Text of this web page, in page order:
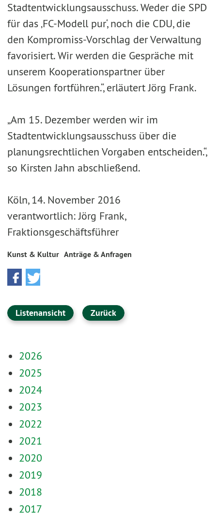
Stadtentwicklungsausschuss. Weder die SPD
für das ‚FC-Modell pur‘, noch die CDU, die
den Kompromiss-Vorschlag der Verwaltung
favorisiert. Wir werden die Gespräche mit
unserem Kooperationspartner über
Lösungen fortführen.“, erläutert Jörg Frank.
„Am 15. Dezember werden wir im
Stadtentwicklungsausschuss über die
planungsrechtlichen Vorgaben entscheiden.“,
so Kirsten Jahn abschließend.
Köln, 14. November 2016
verantwortlich: Jörg Frank,
Fraktionsgeschäftsführer
Kunst & Kultur Anträge & Anfragen
Listenansicht Zurück
2026
2025
2024
2023
2022
2021
2020
2019
2018
2017